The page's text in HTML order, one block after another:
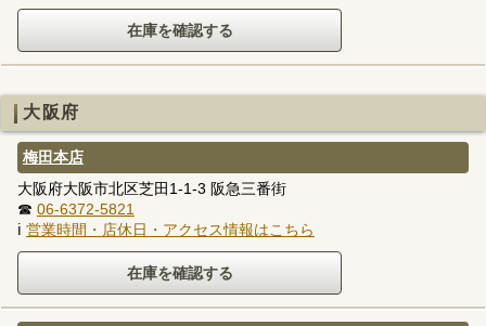
大阪府
梅田本店
大阪府大阪市北区芝田1-1-3 阪急三番街
☎ 06-6372-5821
ℹ 営業時間・店休日・アクセス情報はこちら